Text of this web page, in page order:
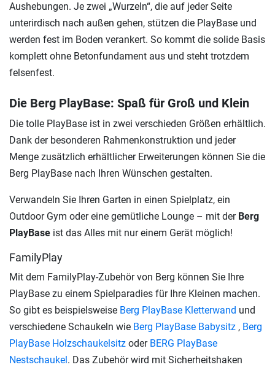
Aushebungen. Je zwei „Wurzeln“, die auf jeder Seite
unterirdisch nach außen gehen, stützen die PlayBase und
werden fest im Boden verankert. So kommt die solide Basis
komplett ohne Betonfundament aus und steht trotzdem
felsenfest.
Die Berg PlayBase: Spaß für Groß und Klein
Die tolle PlayBase ist in zwei verschieden Größen erhältlich.
Dank der besonderen Rahmenkonstruktion und jeder
Menge zusätzlich erhältlicher Erweiterungen können Sie die
Berg PlayBase nach Ihren Wünschen gestalten.
Verwandeln Sie Ihren Garten in einen Spielplatz, ein
Outdoor Gym oder eine gemütliche Lounge – mit der Berg
PlayBase ist das Alles mit nur einem Gerät möglich!
FamilyPlay
Mit dem FamilyPlay-Zubehör von Berg können Sie Ihre
PlayBase zu einem Spielparadies für Ihre Kleinen machen.
So gibt es beispielsweise Berg PlayBase Kletterwand und
verschiedene Schaukeln wie Berg PlayBase Babysitz , Berg
PlayBase Holzschaukelsitz oder BERG PlayBase
Nestschaukel . Das Zubehör wird mit Sicherheitshaken